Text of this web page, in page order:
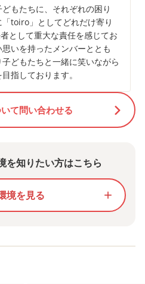
もたちに、それぞれの困り
toiro」としてどれだけ寄り
として重大な責任を感じてお
いを持ったメンバーととも
どもたちと一緒に笑いながら
指しております。
て問い合わせる
を知りたい方はこちら
境を見る add